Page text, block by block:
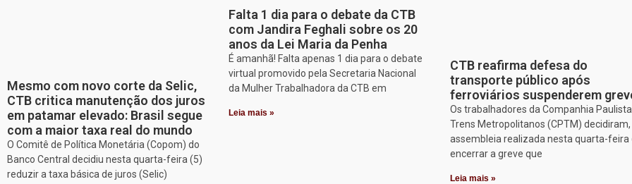
Mesmo com novo corte da Selic,
CTB critica manutenção dos juros
em patamar elevado: Brasil segue
com a maior taxa real do mundo
O Comitê de Política Monetária (Copom) do
Banco Central decidiu nesta quarta-feira (5)
reduzir a taxa básica de juros (Selic)
Falta 1 dia para o debate da CTB
com Jandira Feghali sobre os 20
anos da Lei Maria da Penha
É amanhã! Falta apenas 1 dia para o debate
virtual promovido pela Secretaria Nacional
da Mulher Trabalhadora da CTB em
Leia mais »
CTB reafirma defesa do
transporte público após
ferroviários suspenderem
Os trabalhadores da Companhia
Trens Metropolitanos (CPTM)
assembleia realizada nesta quarta-feira
encerrar a greve que
Leia mais »